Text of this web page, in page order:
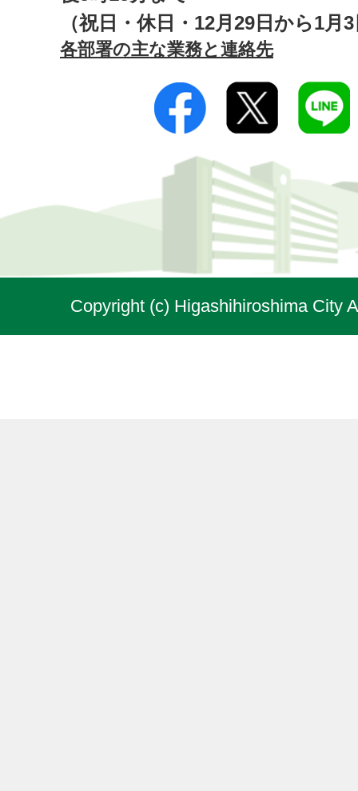
（祝日・休日・12月29日から1月
各部署の主な業務と連絡先
Copyright (c) Higashihiroshima City